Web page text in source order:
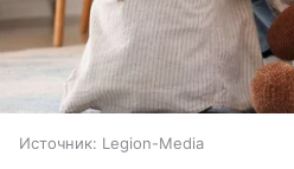
Источник: Legion-Media